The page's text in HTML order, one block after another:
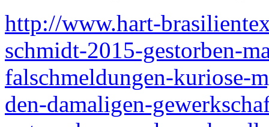
http://www.hart-
schmidt-2015-gestorben-
falschmeldungen-kuriose-
den-damaligen-